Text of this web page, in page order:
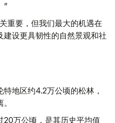
”
重要，但我们最大的机遇在
设更具韧性的自然景观和社
地区约4.2万公顷的松林，
20万公顷，是其历史平均值